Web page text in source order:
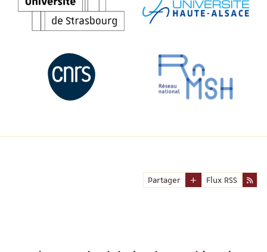
Partager Flux RSS